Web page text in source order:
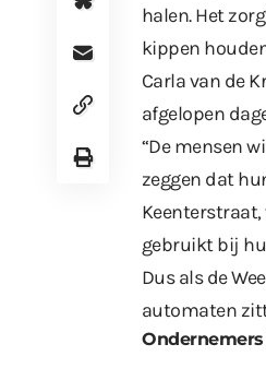
halen. Het
kippen
Carla van de
afgelopen
“De mensen
zeggen dat
gebruikt bij
Dus als de
automaten